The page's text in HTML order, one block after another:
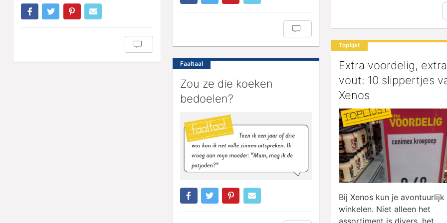
Toplijst
Extra voordelig, extra
vout: 10 slippertjes
Xenos
Bij Xenos kun je avontuurlijk
winkelen. Niet alleen het
assortiment is divers, het
Faaltaal
Zou ze die koeken
bedoelen?